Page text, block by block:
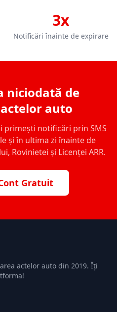
3x
Notificări înainte de expirare
niciodată de
auto
primești notificări prin SMS
și în ultima zi înainte de
Rovinietei și Licenței ARR.
Gratuit
actelor auto din 2019. Îți